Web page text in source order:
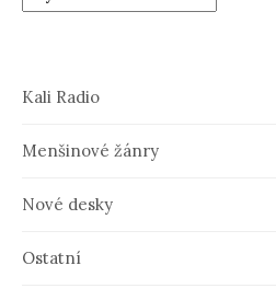
Kali Radio
Menšinové žánry
Nové desky
Ostatní